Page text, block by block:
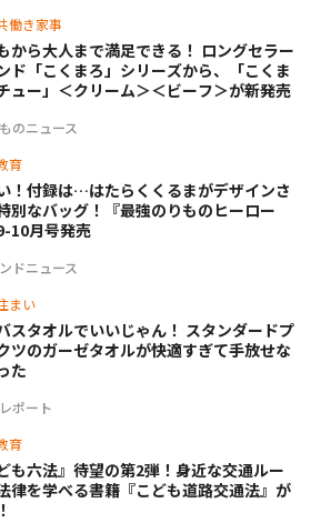
働き家事
のニュース
から大人まで満足できる！ ロングセラー
ド「こくまろ」シリーズから、「こくま
ュー」＜クリーム＞＜ビーフ＞が新発売
育
ドニュース
！付録は…はたらくくるまがデザインさ
別なバッグ！『最強のりものヒーロー
10月号発売
まい
ポート
スタオルでいいじゃん！ スタンダードプ
ツのガーゼタオルが快適すぎて手放せな
た
育
も六法』待望の第2弾！身近な交通ルー
律を学べる書籍『こども道路交通法』が